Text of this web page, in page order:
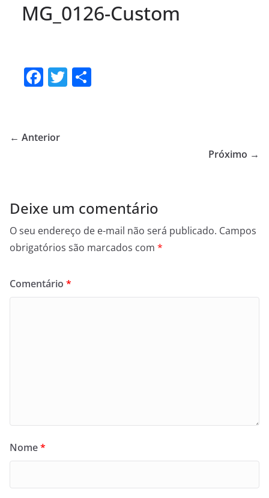
MG_0126-Custom
F
e
k
T
← Anterior
Próximo →
Deixe um comentário
O seu endereço de e-mail não será publicado. Campos
obrigatórios são marcados com *
Comentário *
Nome*